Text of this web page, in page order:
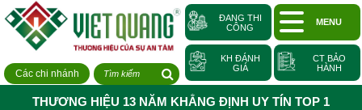
Các chi nhánh
ĐANG THI
CÔNG
MENU
KH ĐÁNH
GIÁ
CT BẢO
HÀNH
THƯƠNG HIỆU 13 NĂM KHẲNG ĐỊNH UY TÍN TOP 1